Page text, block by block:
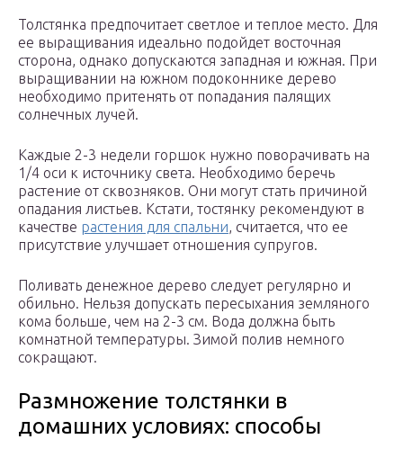
Толстянка предпочитает светлое и теплое место. Для
ее выращивания идеально подойдет восточная
сторона, однако допускаются западная и южная. При
выращивании на южном подоконнике дерево
необходимо притенять от попадания палящих
солнечных лучей.
Каждые 2-3 недели горшок нужно поворачивать на
1/4 оси к источнику света. Необходимо беречь
растение от сквозняков. Они могут стать причиной
опадания листьев. Кстати, тостянку рекомендуют в
качестве растения для спальни, считается, что ее
присутствие улучшает отношения супругов.
Поливать денежное дерево следует регулярно и
обильно. Нельзя допускать пересыхания земляного
кома больше, чем на 2-3 см. Вода должна быть
комнатной температуры. Зимой полив немного
сокращают.
Размножение толстянки в
домашних условиях: способы